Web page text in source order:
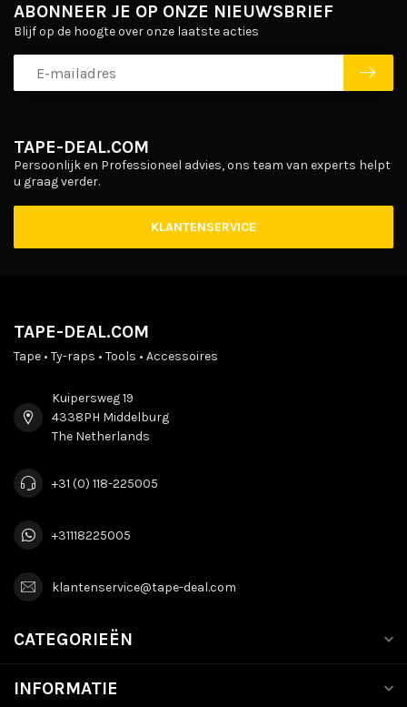
TAPE-DEAL.COM
Persoonlijk en Professioneel advies, ons team van experts helpt
u graag verder.
KLANTENSERVICE
ABONNEER JE OP ONZE NIEUWSBRIEF
Blijf op de hoogte over onze laatste acties
TAPE-DEAL.COM
Tape • Ty-raps • Tools • Accessoires
Kuipersweg 19
4338PH Middelburg
The Netherlands
+31 (0) 118-225005
+31118225005
klantenservice@tape-deal.com
CATEGORIEËN
INFORMATIE